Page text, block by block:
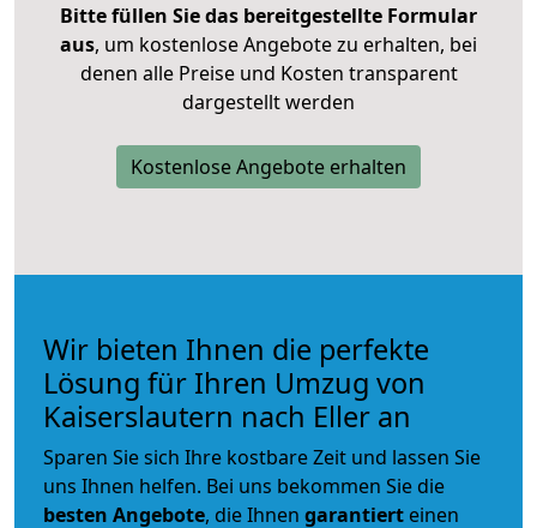
Bitte füllen Sie das bereitgestellte Formular
aus, um kostenlose Angebote zu erhalten, bei
denen alle Preise und Kosten transparent
dargestellt werden
Kostenlose Angebote erhalten
Wir bieten Ihnen die perfekte
Lösung für Ihren Umzug von
Kaiserslautern nach Eller an
Sparen Sie sich Ihre kostbare Zeit und lassen Sie
uns Ihnen helfen. Bei uns bekommen Sie die
besten Angebote, die Ihnen garantiert einen